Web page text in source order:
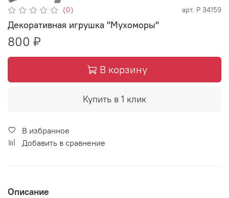
(0) арт. P 34159
Декоративная игрушка "Мухоморы"
800 ₽
В корзину
Купить в 1 клик
В избранное
Добавить в сравнение
Описание